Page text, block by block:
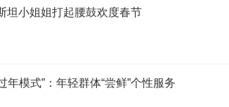
坦小姐姐打起腰鼓欢度春节
年模式”：年轻群体“尝鲜”个性服务